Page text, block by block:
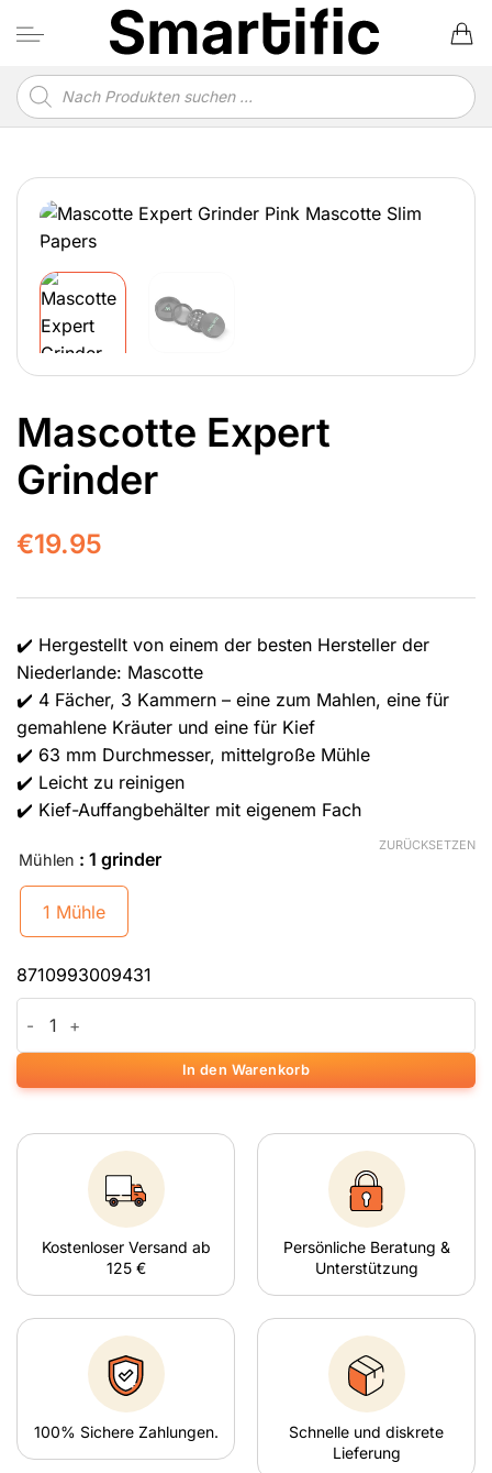
Inhalt
Produktsuche
Mascotte Expert
Grinder
€19.95
✔️ Hergestellt von einem der besten Hersteller der
Niederlande: Mascotte
✔️ 4 Fächer, 3 Kammern – eine zum Mahlen, eine für
gemahlene Kräuter und eine für Kief
✔️ 63 mm Durchmesser, mittelgroße Mühle
✔️ Leicht zu reinigen
✔️ Kief-Auffangbehälter mit eigenem Fach
Mühlen : 1 grinder
1 Mühle
ZURÜCKSETZEN
8710993009431
In den Warenkorb
Kostenloser Versand ab
125 €
Persönliche Beratung &
Unterstützung
100% Sichere Zahlungen.
Schnelle und diskrete
Lieferung